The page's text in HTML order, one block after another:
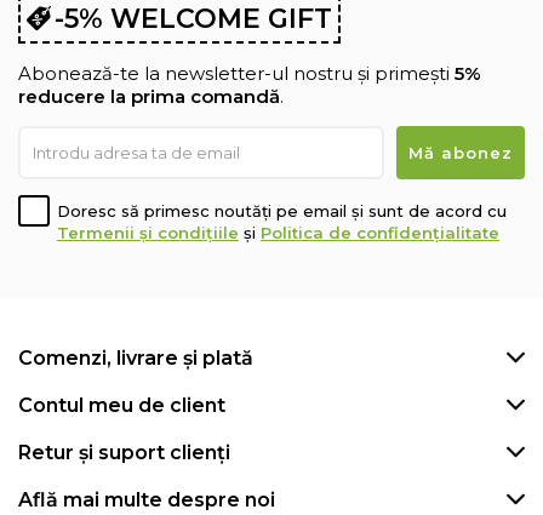
-5% WELCOME GIFT
Abonează-te la newsletter-ul nostru și primești 5%
reducere la prima comandă.
Doresc să primesc noutăți pe email și sunt de acord cu
Termenii și condițiile și Politica de confidențialitate
Comenzi, livrare și plată
Contul meu de client
Retur și suport clienți
Află mai multe despre noi